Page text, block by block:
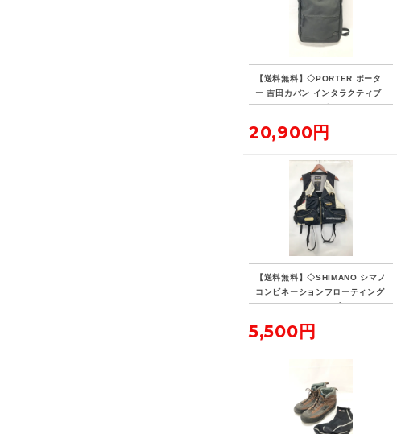
【送料無料】◇PORTER ポータ
ー 吉田カバン インタラクティブ
デイパック 14L ビジネスリュッ
20,900円
【送料無料】◇SHIMANO シマノ
コンビネーションフローティング
ベスト・リミテッドプロ VE-190
5,500円